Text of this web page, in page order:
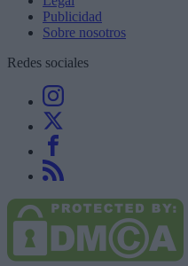
Publicidad
Sobre nosotros
Redes sociales